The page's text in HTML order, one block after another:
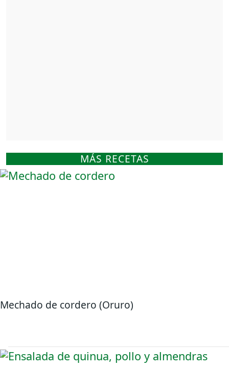
MÁS RECETAS
Mechado de cordero (Oruro)